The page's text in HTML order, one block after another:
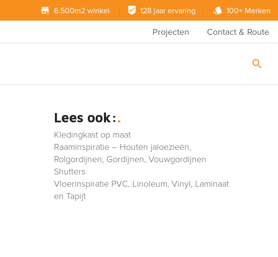
6.500m2 winkel 128 jaar ervaring 100+ Merken
Projecten Contact & Route
Lees ook:
Kledingkast op maat
Raaminspiratie – Houten jaloezieën,
Rolgordijnen, Gordijnen, Vouwgordijnen
Shutters
Vloerinspiratie PVC, Linoleum, Vinyl, Laminaat
en Tapijt